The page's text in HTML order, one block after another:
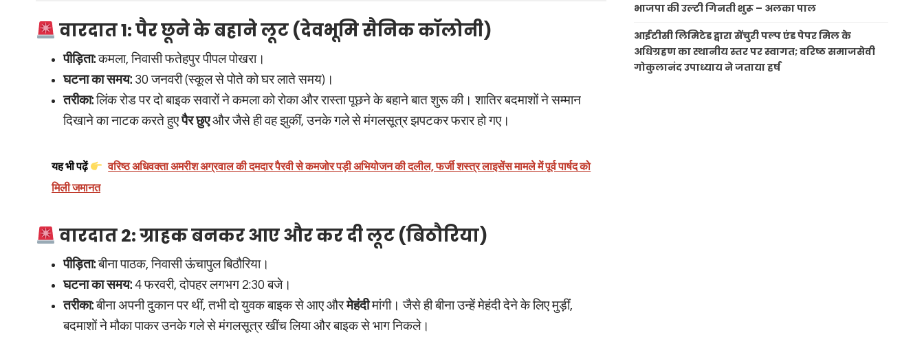
वारदात 1: पैर छूने के बहाने लूट (देवभूमि सैनिक कॉलोनी)
पीड़िता:कमला, निवासी फतेहपुर पीपल पोखरा।
घटना का समय: 30 जनवरी (स्कूल से पोते को घर लाते समय)।
तरीका:लिंक रोड पर दो बाइक सवारों ने कमला को रोका और रास्ता पूछने के बहाने बात शुरू की। शातिर बदमाशों ने सम्मान
दिखाने का नाटक करते हुएपैर छुएऔर जैसे ही वह झुकीं, उनके गले से मंगलसूत्र झपटकर फरार हो गए।
यह भी पढ़ें
वरिष्ठ अधिवक्ता अमरीश अग्रवाल की दमदार पैरवी से कमजोर पड़ी अभियोजन की दलील, फर्जी शस्त्र लाइसेंस मामले में पूर्व पार्षद को
मिली जमानत
वारदात 2: ग्राहक बनकर आए और कर दी लूट (बिठौरिया)
पीड़िता:बीना पाठक, निवासी ऊंचापुल बिठौरिया।
घटना का समय: 4 फरवरी, दोपहर लगभग 2:30 बजे।
तरीका:बीना अपनी दुकान पर थीं, तभी दो युवक बाइक से आए औरमेहंदीमांगी। जैसे ही बीना उन्हें मेहंदी देने के लिए मुड़ीं,
बदमाशों ने मौका पाकर उनके गले से मंगलसूत्र खींच लिया और बाइक से भाग निकले।
भाजपा की उल्टी गिनती शुरू – अलका पाल
आईटीसी लिमिटेड द्वारा सेंचुरी पल्प एंड पेपर मिल के
अधिग्रहण का स्थानीय स्तर पर स्वागत; वरिष्ठ समाजसेवी
गोकुलानंद उपाध्याय ने जताया हर्ष